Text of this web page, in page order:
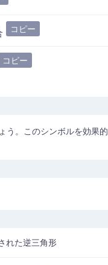
コピー
コピー
う。このシンボルを効果的
れた逆三角形